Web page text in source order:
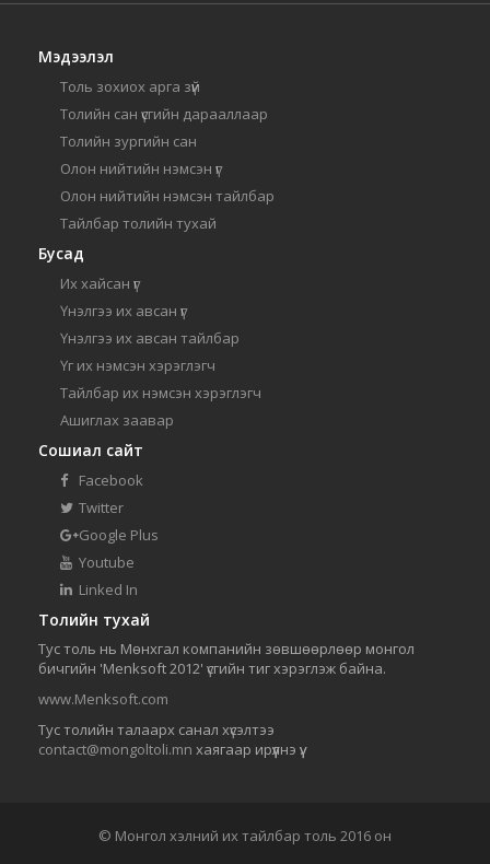
Мэдээлэл
Толь зохиох арга зүй
Толийн сан үсгийн дарааллаар
Толийн зургийн сан
Олон нийтийн нэмсэн үг
Олон нийтийн нэмсэн тайлбар
Тайлбар толийн тухай
Бусад
Их хайсан үг
Үнэлгээ их авсан үг
Үнэлгээ их авсан тайлбар
Үг их нэмсэн хэрэглэгч
Тайлбар их нэмсэн хэрэглэгч
Ашиглах заавар
Сошиал сайт
Facebook
Twitter
Google Plus
Youtube
Linked In
Толийн тухай
Тус толь нь Мөнхгал компанийн зөвшөөрлөөр монгол
бичгийн 'Menksoft 2012' үсгийн тиг хэрэглэж байна.
www.Menksoft.com
Тус толийн талаарх санал хүсэлтээ
contact@mongoltoli.mn хаягаар ирүүлнэ үү.
© Монгол хэлний их тайлбар толь 2016 он